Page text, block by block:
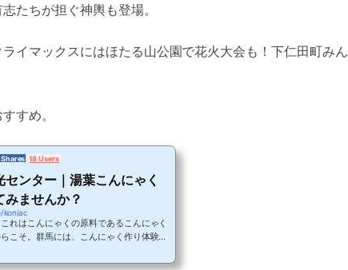
たちが担ぐ神輿も登場。
イマックスにはほたる山公園で花火大会も！下仁田町みん
すめ。
18 Users
ンター｜湯葉こんにゃく
ませんか？
れはこんにゃくの原料であるこんにゃく
こそ。群馬には、こんにゃく作り体験や
かでも下仁田はこんにゃく芋の名産地。